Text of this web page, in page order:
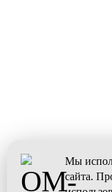
Мы
сайта.